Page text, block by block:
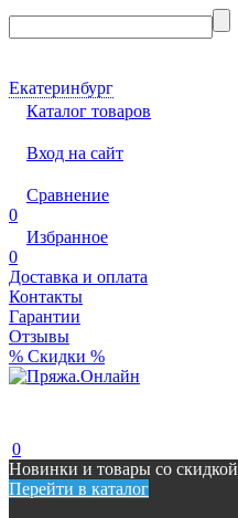
Екатеринбург
Каталог товаров
Вход на сайт
Сравнение
0
Избранное
0
Доставка и оплата
Контакты
Гарантии
Отзывы
% Скидки %
0
Новинки и товары со скидкой
Перейти в каталог